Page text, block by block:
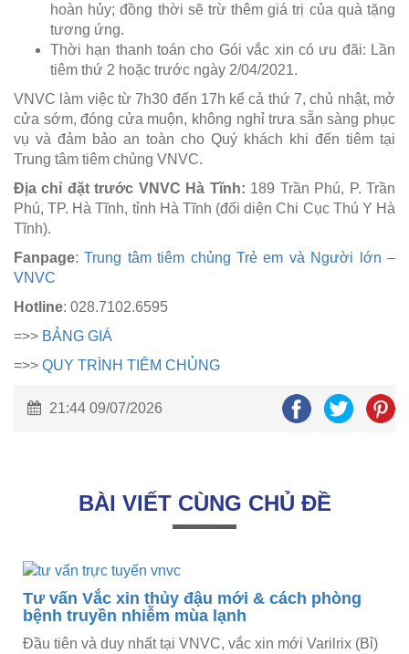
hoàn hủy; đồng thời sẽ trừ thêm giá trị của quà tặng
tương ứng.
Thời hạn thanh toán cho Gói vắc xin có ưu đãi: Lần
tiêm thứ 2 hoặc trước ngày 2/04/2021.
VNVC làm việc từ 7h30 đến 17h kể cả thứ 7, chủ nhật, mở
cửa sớm, đóng cửa muộn, không nghỉ trưa sẵn sàng phục
vụ và đảm bảo an toàn cho Quý khách khi đến tiêm tại
Trung tâm tiêm chủng VNVC.
Địa chỉ đặt trước VNVC Hà Tĩnh: 189 Trần Phú, P. Trần
Phú, TP. Hà Tĩnh, tỉnh Hà Tĩnh (đối diện Chi Cục Thú Y Hà
Tĩnh).
Fanpage:Trung tâm tiêm chủng Trẻ em và Người lớn –
VNVC
Hotline: 028.7102.6595
=>> BẢNG GIÁ
=>> QUY TRÌNH TIÊM CHỦNG
21:44 09/07/2026
BÀI VIẾT CÙNG CHỦ ĐỀ
Tư vấn Vắc xin thủy đậu mới & cách phòng
bệnh truyền nhiễm mùa lạnh
Đầu tiên và duy nhất tại VNVC, vắc xin mới Varilrix (Bỉ)